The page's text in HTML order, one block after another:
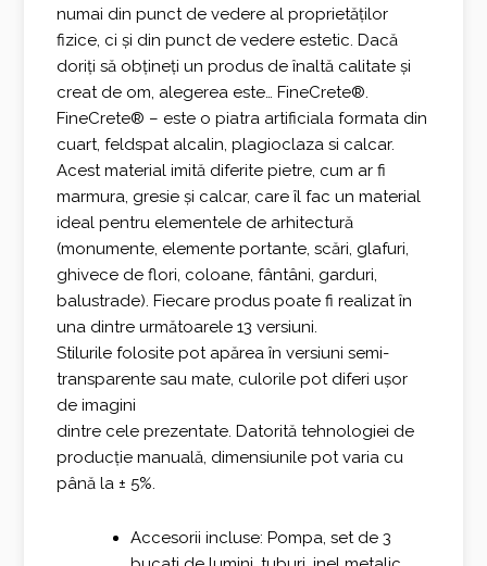
numai din punct de vedere al proprietăților
fizice, ci și din punct de vedere estetic. Dacă
doriți să obțineți un produs de înaltă calitate și
creat de om, alegerea este… FineCrete®.
FineCrete® – este o piatra artificiala formata din
cuart, feldspat alcalin, plagioclaza si calcar.
Acest material imită diferite pietre, cum ar fi
marmura, gresie și calcar, care îl fac un material
ideal pentru elementele de arhitectură
(monumente, elemente portante, scări, glafuri,
ghivece de flori, coloane, fântâni, garduri,
balustrade). Fiecare produs poate fi realizat în
una dintre următoarele 13 versiuni.
Stilurile folosite pot apărea în versiuni semi-
transparente sau mate, culorile pot diferi ușor
de imagini
dintre cele prezentate. Datorită tehnologiei de
producție manuală, dimensiunile pot varia cu
până la ± 5%.
Accesorii incluse: Pompa, set de 3